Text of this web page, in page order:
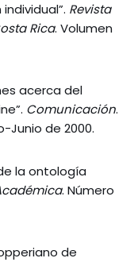
Revista
Rica. Volumen
acerca del
Comunicación.
Junio de 2000.
la ontología
. Número
de